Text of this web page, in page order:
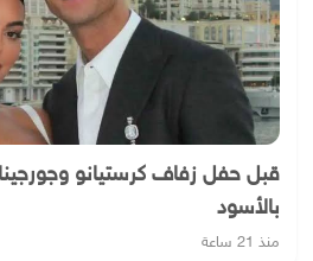
قبل حفل زفاف كرستيانو
بالأسود
منذ 21 ساعة